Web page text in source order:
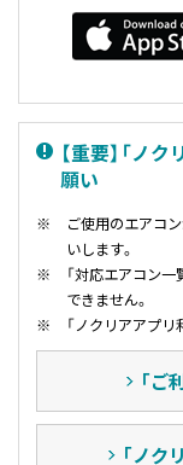
【重要】「ノ
願い
※
ご使用のエアコ
いします。
※
「対応エアコン
できません。
※
「ノクリアアプリ
「ご
「ノク